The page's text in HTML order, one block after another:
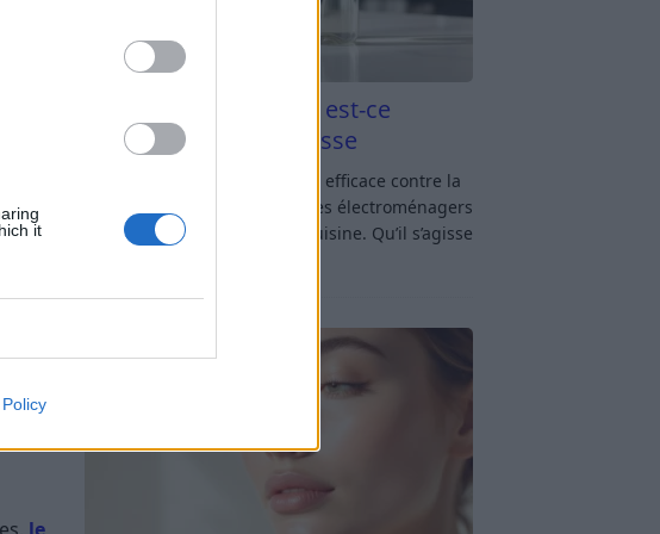
it
Vinaigre blanc et four est-ce
efficace contre la graisse
Vinaigre blanc et four : est-ce efficace contre la
graisse ? Le four fait partie des électroménagers
les plus sollicités dans une cuisine. Qu’il s’agisse